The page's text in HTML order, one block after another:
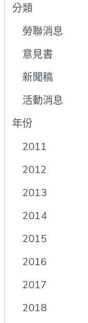
分類
勞聯消息
意見書
新聞稿
活動消息
年份
2011
2012
2013
2014
2015
2016
2017
2018